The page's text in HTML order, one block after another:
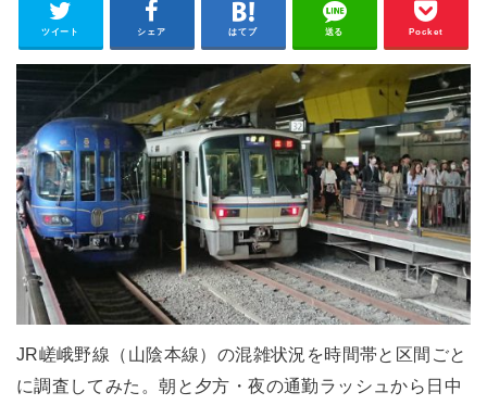
ツイート シェア はてブ 送る Pocket
JR嵯峨野線（山陰本線）の混雑状況を時間帯と区間ごと
に調査してみた。朝と夕方・夜の通勤ラッシュから日中